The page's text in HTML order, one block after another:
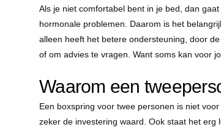
Als je niet comfortabel bent in je bed, dan
hormonale problemen. Daarom is het
alleen heeft het betere ondersteuning, door
of om advies te vragen. Want soms kan voor
Waarom een
Een boxspring voor twee personen is niet
zeker de investering waard. Ook staat het